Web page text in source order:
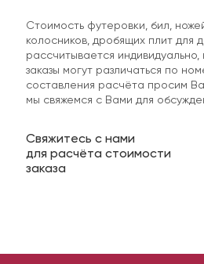
Стоимость футеровки, бил,
колосников, дробящих плит для
рассчитывается
заказы могут различаться по
составления расчёта просим
мы свяжемся с Вами для
Свяжитесь с нами
для расчёта стоимости
заказа